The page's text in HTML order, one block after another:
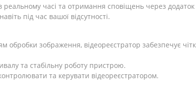
реальному часі та отримання сповіщень через
під час вашої відсутності.
обробки зображення, відеореєстратор забезпечує
та стабільну роботу пристрою.
та керувати відеореєстратором.